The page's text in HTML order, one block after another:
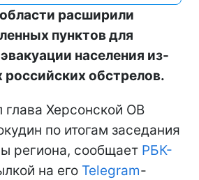
расширили
пунктов для
населения из-
российских обстрелов.
глава Херсонской ОВ
по итогам заседания
региона, сообщает РБК-
на его Telegram-